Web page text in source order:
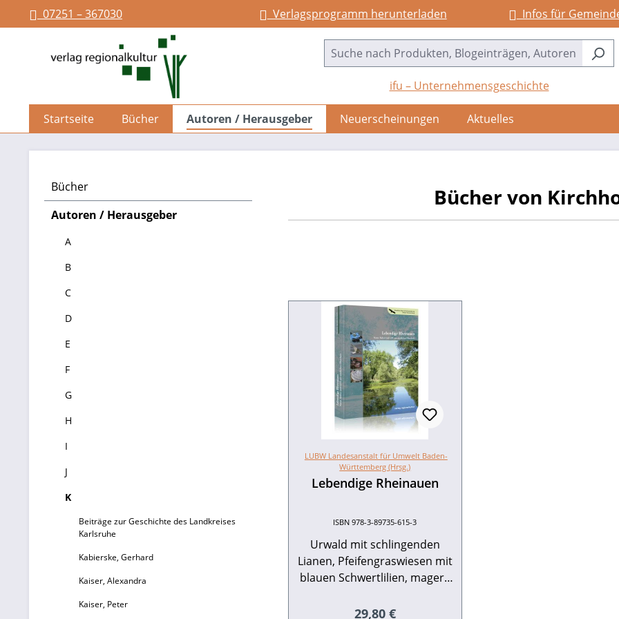
Zur Hauptnavigation springen
07251 – 367030 Verlagsprogramm herunterladen Infos für
ifu – Unternehmensgeschichte
Startseite Bücher Autoren / Herausgeber Neuerscheinungen Aktuelles
Bücher
Autoren / Herausgeber
A
B
C
D
E
F
G
H
I
J
K
Beiträge zur Geschichte des Landkreises
Karlsruhe
Kabierske, Gerhard
Kaiser, Alexandra
Kaiser, Peter
Bücher von
LUBW Landesanstalt für Umwelt Baden-
Württemberg (Hrsg.)
Lebendige Rheinauen
ISBN 978-3-89735-615-3
Urwald mit schlingenden
Lianen, Pfeifengraswiesen mit
blauen Schwertlilien, magere
Orchideen – gibt es derartiges
Regulärer Preis:
29,80 €